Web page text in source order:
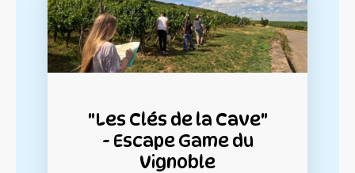
"Les Clés de la Cave"
- Escape Game du
Vignoble